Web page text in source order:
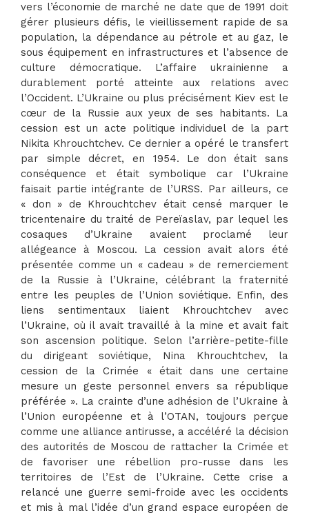
vers l’économie de marché ne date que de 1991 doit
gérer plusieurs défis, le vieillissement rapide de sa
population, la dépendance au pétrole et au gaz, le
sous équipement en infrastructures et l’absence de
culture démocratique. L’affaire ukrainienne a
durablement porté atteinte aux relations avec
l’Occident. L’Ukraine ou plus précisément Kiev est le
cœur de la Russie aux yeux de ses habitants. La
cession est un acte politique individuel de la part
Nikita Khrouchtchev. Ce dernier a opéré le transfert
par simple décret, en 1954. Le don était sans
conséquence et était symbolique car l’Ukraine
faisait partie intégrante de l’URSS. Par ailleurs, ce
« don » de Khrouchtchev était censé marquer le
tricentenaire du traité de Pereïaslav, par lequel les
cosaques d’Ukraine avaient proclamé leur
allégeance à Moscou. La cession avait alors été
présentée comme un « cadeau » de remerciement
de la Russie à l’Ukraine, célébrant la fraternité
entre les peuples de l’Union soviétique. Enfin, des
liens sentimentaux liaient Khrouchtchev avec
l’Ukraine, où il avait travaillé à la mine et avait fait
son ascension politique. Selon l’arrière-petite-fille
du dirigeant soviétique, Nina Khrouchtchev, la
cession de la Crimée « était dans une certaine
mesure un geste personnel envers sa république
préférée ». La crainte d’une adhésion de l’Ukraine à
l’Union européenne et à l’OTAN, toujours perçue
comme une alliance antirusse, a accéléré la décision
des autorités de Moscou de rattacher la Crimée et
de favoriser une rébellion pro-russe dans les
territoires de l’Est de l’Ukraine. Cette crise a
relancé une guerre semi-froide avec les occidents
et mis à mal l’idée d’un grand espace européen de